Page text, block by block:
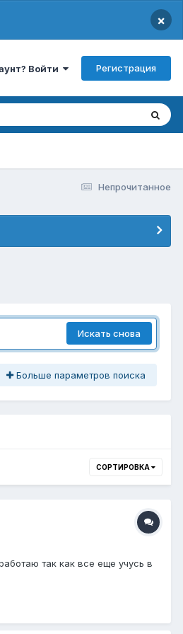
×
Войти Регистрация
Непрочитанное
Искать снова
Больше параметров поиска
СОРТИРОВКА
так как все еще учусь в